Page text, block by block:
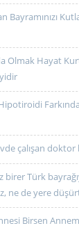
Bayramınızı
Olmak Hayat
çalışan
birer Türk
ne de yere
Birsen